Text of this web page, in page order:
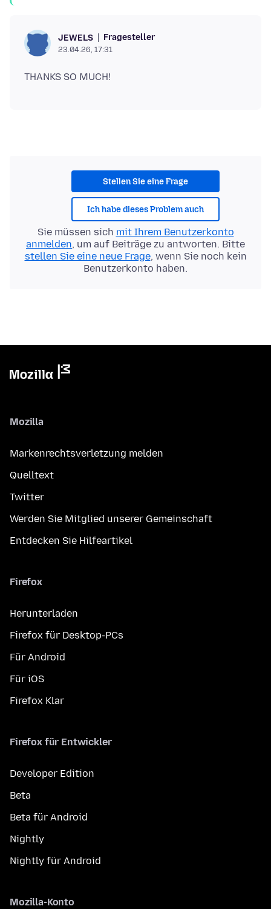
JEWELS Fragesteller
23.04.26, 17:31
Stellen Sie eine Frage
Ich habe dieses Problem auch
Sie müssen sich mit Ihrem Benutzerkonto
anmelden, um auf Beiträge zu antworten. Bitte
stellen Sie eine neue Frage, wenn Sie noch kein
Benutzerkonto haben.
Mozilla
Markenrechtsverletzung melden
Quelltext
Twitter
Werden Sie Mitglied unserer Gemeinschaft
Entdecken Sie Hilfeartikel
Firefox
Herunterladen
Firefox für Desktop-PCs
Für Android
Für iOS
Firefox Klar
Firefox für Entwickler
Developer Edition
Beta
Beta für Android
Nightly
Nightly für Android
Mozilla-Konto